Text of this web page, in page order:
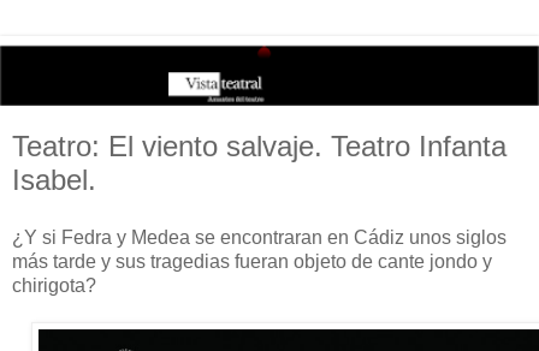
Teatro: El viento salvaje. Teatro Infanta
Isabel.
¿Y si Fedra y Medea se encontraran en Cádiz unos siglos
más tarde y sus tragedias fueran objeto de cante jondo y
chirigota?